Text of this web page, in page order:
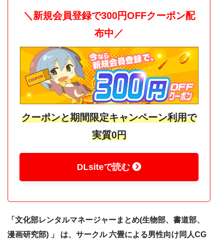
＼新規会員登録で300円OFFクーポン配
布中／
クーポンと期間限定キャンペーン利用で
実質0円
DLsiteで読む
「文化部レンタルマネージャーまとめ(生物部、書道部、
漫画研究部) 」 は、サークル 六畳による男性向け同人CG